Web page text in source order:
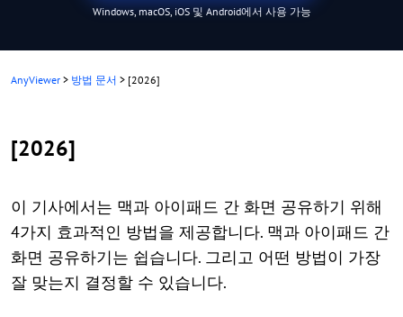
Windows, macOS, iOS 및 Android에서 사용 가능
AnyViewer > 방법 문서 > [2026]
[2026]
이 기사에서는 맥과 아이패드 간 화면 공유하기 위해
4가지 효과적인 방법을 제공합니다. 맥과 아이패드 간
화면 공유하기는 쉽습니다. 그리고 어떤 방법이 가장
잘 맞는지 결정할 수 있습니다.